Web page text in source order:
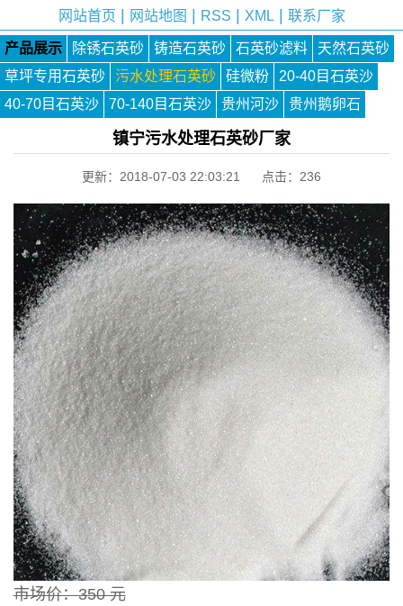
网站首页 网站地图 RSS XML| 联系厂家
产品展示 除锈石英砂 铸造石英砂 石英砂滤料
天然石英砂
草坪专用石英砂
污水处理石英砂 硅微粉
20-40目石英沙
40-70目石英沙
70-140目石英沙 贵州河沙 贵州鹅卵石
镇宁污水处理石英砂厂家
更新：2018-07-03 22:03:21 点击： 236
市场价：350 元